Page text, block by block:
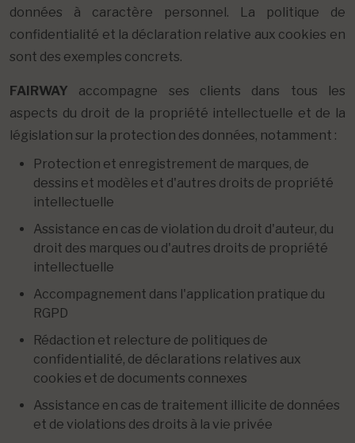
données à caractère personnel. La politique de
confidentialité et la déclaration relative aux cookies en
sont des exemples concrets.
FAIRWAY accompagne ses clients dans tous les
aspects du droit de la propriété intellectuelle et de la
législation sur la protection des données, notamment :
Protection et enregistrement de marques, de
dessins et modèles et d'autres droits de propriété
intellectuelle
Assistance en cas de violation du droit d'auteur, du
droit des marques ou d'autres droits de propriété
intellectuelle
Accompagnement dans l'application pratique du
RGPD
Rédaction et relecture de politiques de
confidentialité, de déclarations relatives aux
cookies et de documents connexes
Assistance en cas de traitement illicite de données
et de violations des droits à la vie privée